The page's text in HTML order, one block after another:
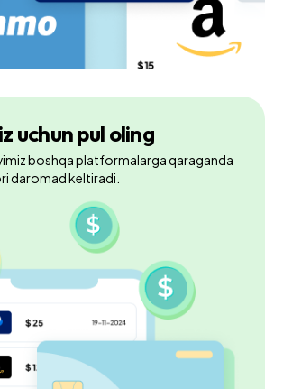
uchun pul oling
boshqa platformalarga qaraganda
daromad keltiradi.